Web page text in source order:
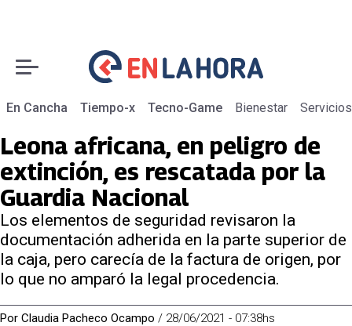
En Cancha Tiempo-x Tecno-Game Bienestar Servicios
Leona africana, en peligro de
extinción, es rescatada por la
Guardia Nacional
Los elementos de seguridad revisaron la
documentación adherida en la parte superior de
la caja, pero carecía de la factura de origen, por
lo que no amparó la legal procedencia.
Por Claudia Pacheco Ocampo / 28/06/2021 - 07:38hs